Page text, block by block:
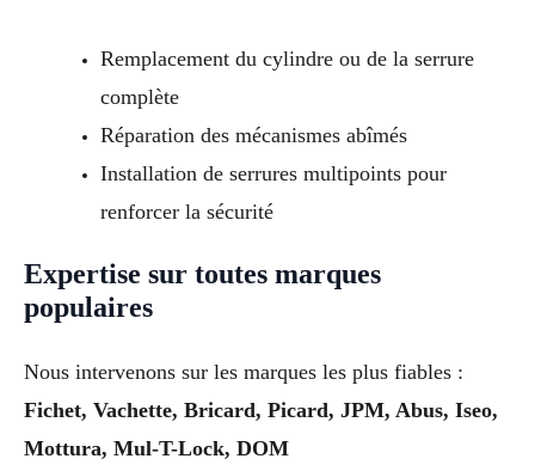
Remplacement du cylindre ou de la serrure
complète
Réparation des mécanismes abîmés
Installation de serrures multipoints pour
renforcer la sécurité
Expertise sur toutes marques
populaires
Nous intervenons sur les marques les plus fiables :
Fichet, Vachette, Bricard, Picard, JPM, Abus, Iseo,
Mottura, Mul-T-Lock, DOM